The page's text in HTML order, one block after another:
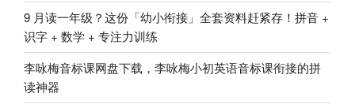
9 月读一年级？这份「幼小衔接」全套资料赶紧存！拼音 +
识字 + 数学 + 专注力训练
李咏梅音标课网盘下载，李咏梅小初英语音标课衔接的拼
读神器